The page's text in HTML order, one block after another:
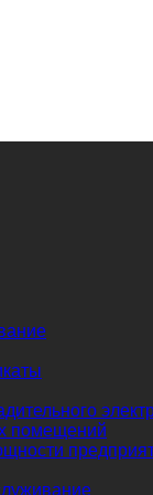
помещений